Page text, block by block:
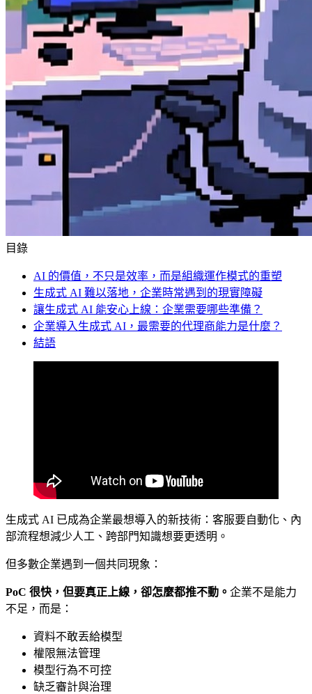
目錄
AI 的價值，不只是效率，而是組織運作模式的重塑
生成式 AI 難以落地，企業時常遇到的現實障礙
讓生成式 AI 能安心上線：企業需要哪些準備？
企業導入生成式 AI，最需要的代理商能力是什麼？
結語
生成式 AI 已成為企業最想導入的新技術：客服要自動化、內
部流程想減少人工、跨部門知識想要更透明。
但多數企業遇到一個共同現象：
PoC 很快，但要真正上線，卻怎麼都推不動。 企業不是能力
不足，而是：
資料不敢丟給模型
權限無法管理
模型行為不可控
缺乏審計與治理